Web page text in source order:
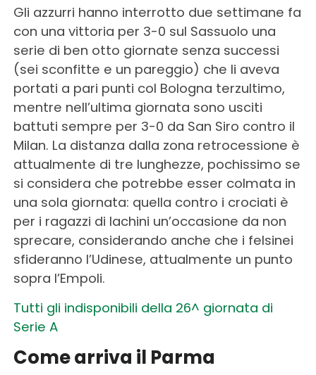
Gli azzurri hanno interrotto due settimane fa
con una vittoria per 3-0 sul Sassuolo una
serie di ben otto giornate senza successi
(sei sconfitte e un pareggio) che li aveva
portati a pari punti col Bologna terzultimo,
mentre nell’ultima giornata sono usciti
battuti sempre per 3-0 da San Siro contro il
Milan. La distanza dalla zona retrocessione è
attualmente di tre lunghezze, pochissimo se
si considera che potrebbe esser colmata in
una sola giornata: quella contro i crociati è
per i ragazzi di Iachini un’occasione da non
sprecare, considerando anche che i felsinei
sfideranno l’Udinese, attualmente un punto
sopra l’Empoli.
Tutti gli indisponibili della 26^ giornata di
Serie A
Come arriva il Parma